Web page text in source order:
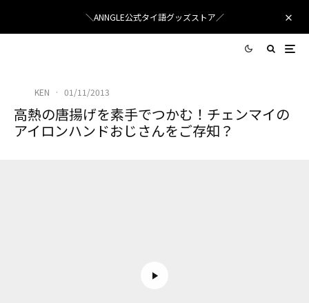
＼ANNGLE公式タイ語グッズストア／
KEN · 01/11/2013
高熱の唐揚げを素手でつかむ！チェンマイの
アイロンハンドおじさんをご存知？